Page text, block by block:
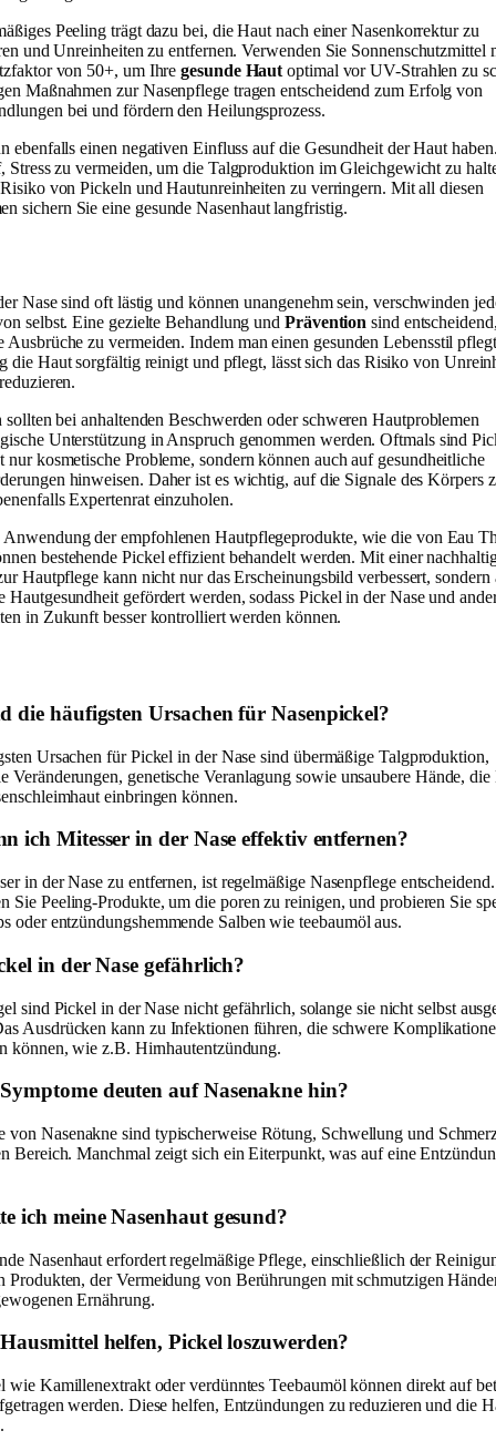
Peeling trägt dazu bei, die Haut nach einer Nasenkorrektur zu
und Unreinheiten zu entfernen. Verwenden Sie Sonnenschutzmittel
von 50+, um Ihregesunde Hautoptimal vor UV-Strahlen zu
Maßnahmen zur Nasenpflege tragen entscheidend zum Erfolg von
bei und fördern den Heilungsprozess.
ebenfalls einen negativen Einfluss auf die Gesundheit der Haut
Stress zu vermeiden, um die Talgproduktion im Gleichgewicht zu
von Pickeln und Hautunreinheiten zu verringern. Mit all diesen
sichern Sie eine gesunde Nasenhaut langfristig.
Nase sind oft lästig und können unangenehm sein, verschwinden
selbst. Eine gezielte Behandlung undPrävention sind
Ausbrüche zu vermeiden. Indem man einen gesunden Lebensstil
die Haut sorgfältig reinigt und pflegt, lässt sich das Risiko von
sollten bei anhaltenden Beschwerden oder schweren Hautproblemen
Unterstützung in Anspruch genommen werden. Oftmals sind
nur kosmetische Probleme, sondern können auch auf gesundheitliche
hinweisen. Daher ist es wichtig, auf die Signale des Körpers
Expertenrat einzuholen.
der empfohlenen Hautpflegeprodukte, wie die von Eau
bestehende Pickel effizient behandelt werden. Mit einer
Hautpflege kann nicht nur das Erscheinungsbild verbessert, sondern
Hautgesundheit gefördert werden, sodass Pickel in der Nase und
in Zukunft besser kontrolliert werden können.
die häufigsten Ursachen für Nasenpickel?
Ursachen für Pickel in der Nase sind übermäßige Talgproduktion,
Veränderungen, genetische Veranlagung sowie unsaubere Hände,
einbringen können.
ich Mitesser in der Nase effektiv entfernen?
in der Nase zu entfernen, ist regelmäßige Nasenpflege entscheidend.
Sie Peeling-Produkte, um die poren zu reinigen, und probieren Sie
oder entzündungshemmende Salben wie teebaumöl aus.
in der Nase gefährlich?
sind Pickel in der Nase nicht gefährlich, solange sie nicht selbst
Ausdrücken kann zu Infektionen führen, die schwere
können, wie z.B. Hirnhautentzündung.
deuten auf Nasenakne hin?
von Nasenakne sind typischerweise Rötung, Schwellung und
Bereich. Manchmal zeigt sich ein Eiterpunkt, was auf eine
ich meine Nasenhaut gesund?
Nasenhaut erfordert regelmäßige Pflege, einschließlich der
Produkten, der Vermeidung von Berührungen mit schmutzigen
Ernährung.
helfen, Pickel loszuwerden?
wie Kamillenextrakt oder verdünntes Teebaumöl können direkt auf
werden. Diese helfen, Entzündungen zu reduzieren und die